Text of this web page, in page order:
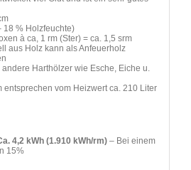
18 % Holzfeuchte)
à ca, 1 rm (Ster) = ca. 1,5 srm
aus Holz kann als Anfeuerholz
Harthölzer wie Esche, Eiche u.
entsprechen vom Heizwert ca. 210 Liter
4,2 kWh (1.910 kWh/rm)– Bei einem
15%